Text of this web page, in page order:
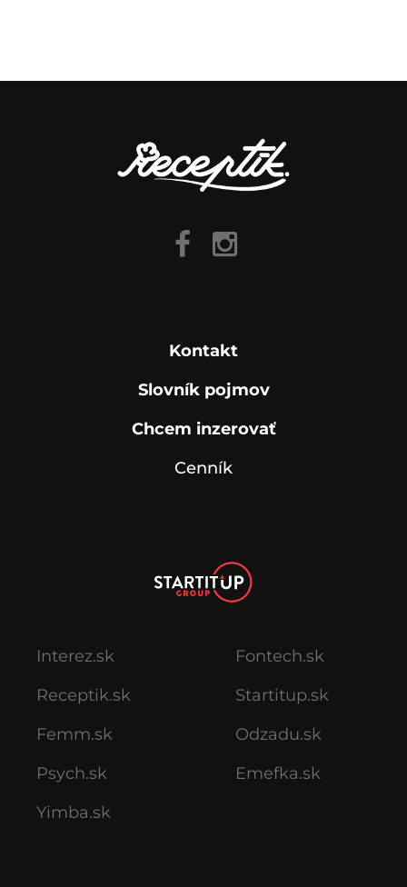
Kontakt
Slovník pojmov
Chcem inzerovať
Cenník
Interez.sk
Receptik.sk
Femm.sk
Psych.sk
Yimba.sk
Fontech.sk
Startitup.sk
Odzadu.sk
Emefka.sk